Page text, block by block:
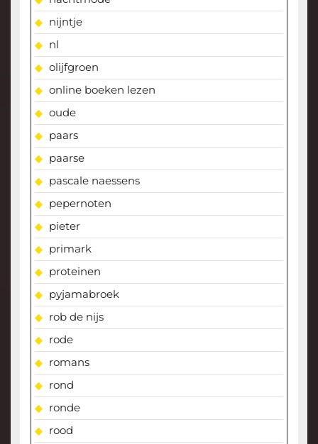
nijntje
nl
olijfgroen
online boeken lezen
oude
paars
paarse
pascale naessens
pepernoten
pieter
primark
proteinen
pyjamabroek
rob de nijs
rode
romans
rond
ronde
rood